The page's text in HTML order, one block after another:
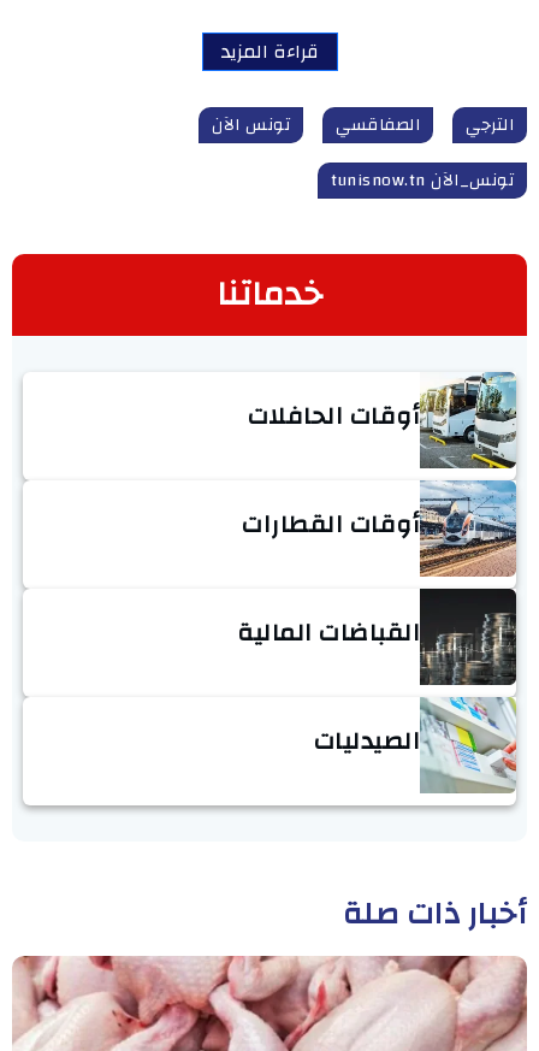
قراءة المزيد
الترجي الصفاقسي
تونس الآن
تونس_الآن tunisnow.tn
خدماتنا
أوقات الحافلات
أوقات القطارات
القباضات المالية
الصيدليات
أخبار ذات صلة